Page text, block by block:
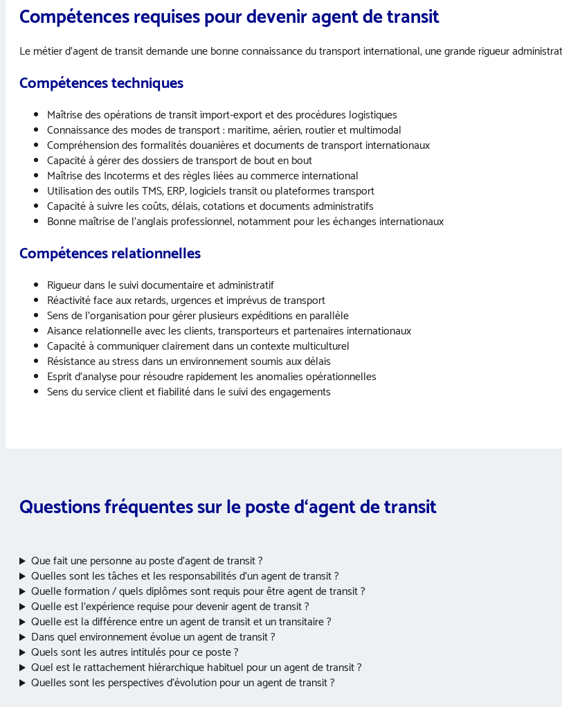
Compétences requises pour devenir agent de transit
Le métier d’agent de transit demande une bonne connaissance du transport international, une grande rigueur
Compétences techniques
Maîtrise des opérations de transit import-export et des procédures logistiques
Connaissance des modes de transport : maritime, aérien, routier et multimodal
Compréhension des formalités douanières et documents de transport internationaux
Capacité à gérer des dossiers de transport de bout en bout
Maîtrise des Incoterms et des règles liées au commerce international
Utilisation des outils TMS, ERP, logiciels transit ou plateformes transport
Capacité à suivre les coûts, délais, cotations et documents administratifs
Bonne maîtrise de l’anglais professionnel, notamment pour les échanges internationaux
Compétences relationnelles
Rigueur dans le suivi documentaire et administratif
Réactivité face aux retards, urgences et imprévus de transport
Sens de l’organisation pour gérer plusieurs expéditions en parallèle
Aisance relationnelle avec les clients, transporteurs et partenaires internationaux
Capacité à communiquer clairement dans un contexte multiculturel
Résistance au stress dans un environnement soumis aux délais
Esprit d’analyse pour résoudre rapidement les anomalies opérationnelles
Sens du service client et fiabilité dans le suivi des engagements
Questions fréquentes sur le poste d‘agent de transit
Que fait une personne au poste d’agent de transit ?
Quelles sont les tâches et les responsabilités d’un agent de transit ?
Quelle formation / quels diplômes sont requis pour être agent de transit ?
Quelle est l’expérience requise pour devenir agent de transit ?
Quelle est la différence entre un agent de transit et un transitaire ?
Dans quel environnement évolue un agent de transit ?
Quels sont les autres intitulés pour ce poste ?
Quel est le rattachement hiérarchique habituel pour un agent de transit ?
Quelles sont les perspectives d’évolution pour un agent de transit ?